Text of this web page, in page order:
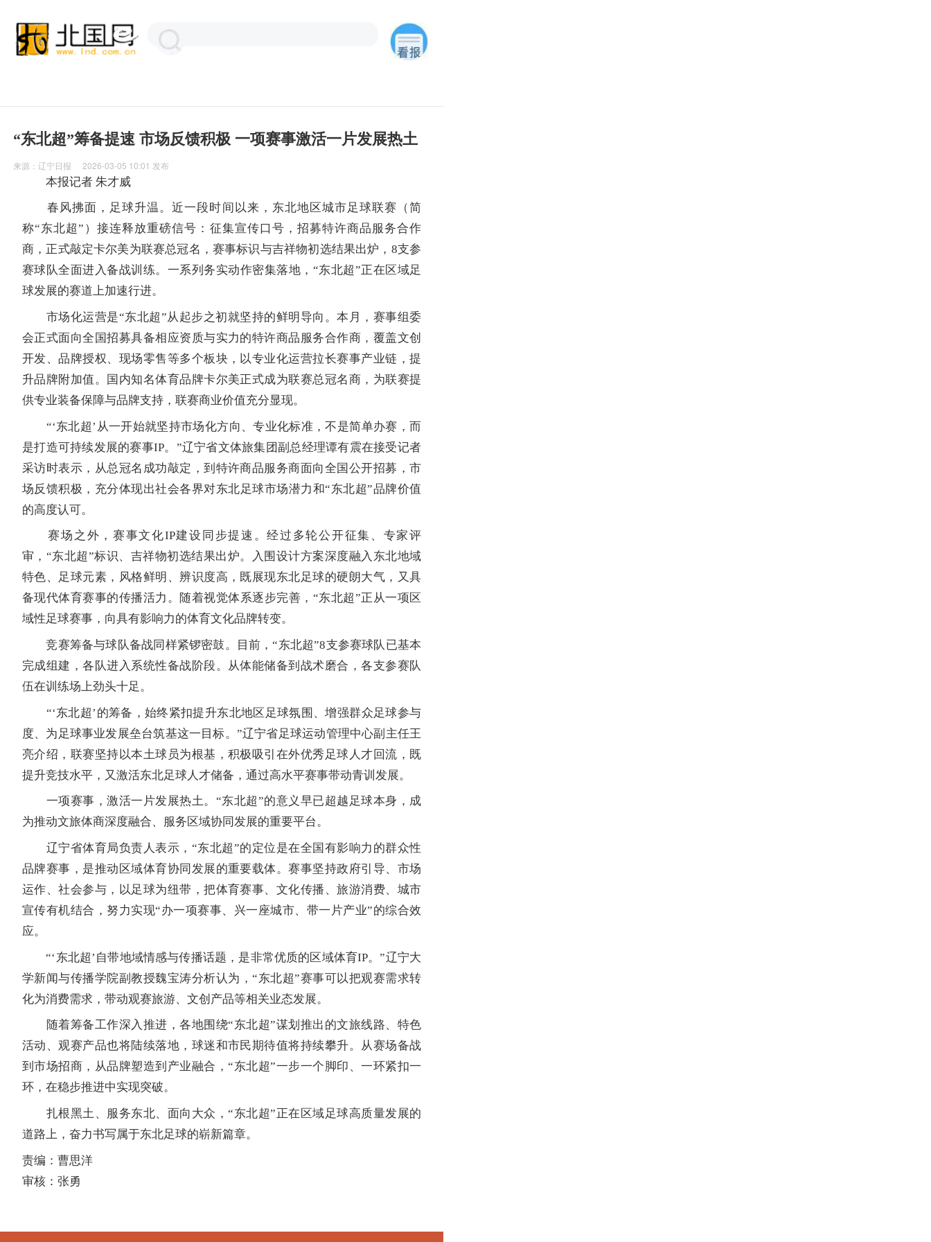
“东北超”筹备提速 市场反馈积极 一项赛事激活一片发展热土
来源：辽宁日报 2026-03-05 10:01 发布
本报记者 朱才威
春风拂面，足球升温。近一段时间以来，东北地区城市足球联赛（简
称“东北超”）接连释放重磅信号：征集宣传口号，招募特许商品服务合作
商，正式敲定卡尔美为联赛总冠名，赛事标识与吉祥物初选结果出炉，8支参
赛球队全面进入备战训练。一系列务实动作密集落地，“东北超”正在区域足
球发展的赛道上加速行进。
市场化运营是“东北超”从起步之初就坚持的鲜明导向。本月，赛事组委
会正式面向全国招募具备相应资质与实力的特许商品服务合作商，覆盖文创
开发、品牌授权、现场零售等多个板块，以专业化运营拉长赛事产业链，提
升品牌附加值。国内知名体育品牌卡尔美正式成为联赛总冠名商，为联赛提
供专业装备保障与品牌支持，联赛商业价值充分显现。
“‘东北超’从一开始就坚持市场化方向、专业化标准，不是简单办赛，而
是打造可持续发展的赛事IP。”辽宁省文体旅集团副总经理谭有震在接受记者
采访时表示，从总冠名成功敲定，到特许商品服务商面向全国公开招募，市
场反馈积极，充分体现出社会各界对东北足球市场潜力和“东北超”品牌价值
的高度认可。
赛场之外，赛事文化IP建设同步提速。经过多轮公开征集、专家评
审，“东北超”标识、吉祥物初选结果出炉。入围设计方案深度融入东北地域
特色、足球元素，风格鲜明、辨识度高，既展现东北足球的硬朗大气，又具
备现代体育赛事的传播活力。随着视觉体系逐步完善，“东北超”正从一项区
域性足球赛事，向具有影响力的体育文化品牌转变。
竞赛筹备与球队备战同样紧锣密鼓。目前，“东北超”8支参赛球队已基本
完成组建，各队进入系统性备战阶段。从体能储备到战术磨合，各支参赛队
伍在训练场上劲头十足。
“‘东北超’的筹备，始终紧扣提升东北地区足球氛围、增强群众足球参与
度、为足球事业发展垒台筑基这一目标。”辽宁省足球运动管理中心副主任王
亮介绍，联赛坚持以本土球员为根基，积极吸引在外优秀足球人才回流，既
提升竞技水平，又激活东北足球人才储备，通过高水平赛事带动青训发展。
一项赛事，激活一片发展热土。“东北超”的意义早已超越足球本身，成
为推动文旅体商深度融合、服务区域协同发展的重要平台。
辽宁省体育局负责人表示，“东北超”的定位是在全国有影响力的群众性
品牌赛事，是推动区域体育协同发展的重要载体。赛事坚持政府引导、市场
运作、社会参与，以足球为纽带，把体育赛事、文化传播、旅游消费、城市
宣传有机结合，努力实现“办一项赛事、兴一座城市、带一片产业”的综合效
应。
“‘东北超’自带地域情感与传播话题，是非常优质的区域体育IP。”辽宁大
学新闻与传播学院副教授魏宝涛分析认为，“东北超”赛事可以把观赛需求转
化为消费需求，带动观赛旅游、文创产品等相关业态发展。
随着筹备工作深入推进，各地围绕“东北超”谋划推出的文旅线路、特色
活动、观赛产品也将陆续落地，球迷和市民期待值将持续攀升。从赛场备战
到市场招商，从品牌塑造到产业融合，“东北超”一步一个脚印、一环紧扣一
环，在稳步推进中实现突破。
扎根黑土、服务东北、面向大众，“东北超”正在区域足球高质量发展的
道路上，奋力书写属于东北足球的崭新篇章。
责编：曹思洋
审核：张勇